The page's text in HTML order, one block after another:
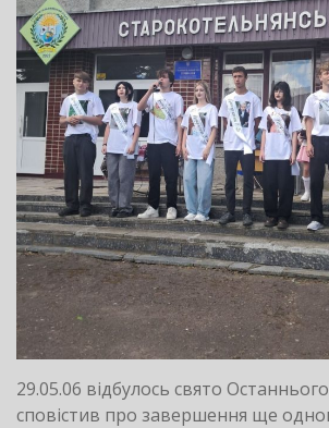
29.05.06 відбулось свято
сповістив про завершення ще